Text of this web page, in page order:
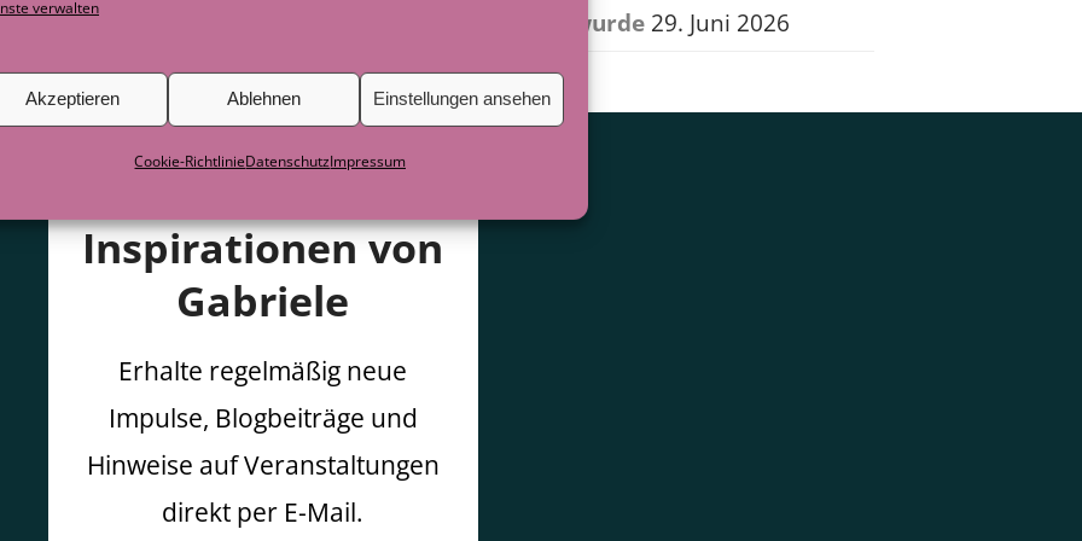
verwalten
Akzeptieren Ablehnen Einstellungen ansehen
Cookie-RichtlinieDatenschutzImpressum
wurde 29. Juni 2026
Inspirationen von
Gabriele
Erhalte regelmäßig neue
Impulse, Blogbeiträge und
Hinweise auf Veranstaltungen
direkt per E-Mail.